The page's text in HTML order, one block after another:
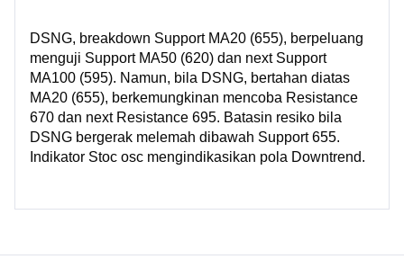
DSNG, breakdown Support MA20 (655), berpeluang
menguji Support MA50 (620) dan next Support
MA100 (595). Namun, bila DSNG, bertahan diatas
MA20 (655), berkemungkinan mencoba Resistance
670 dan next Resistance 695. Batasin resiko bila
DSNG bergerak melemah dibawah Support 655.
Indikator Stoc osc mengindikasikan pola Downtrend.